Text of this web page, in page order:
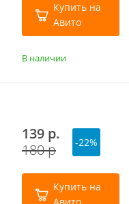
Купить на
Авито
В наличии
139 р.
180 р
-22%
Купить на